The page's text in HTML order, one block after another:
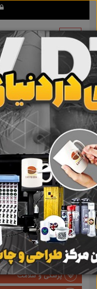
گروه ها
املاک
صنعتی
پزشکی و سلامت